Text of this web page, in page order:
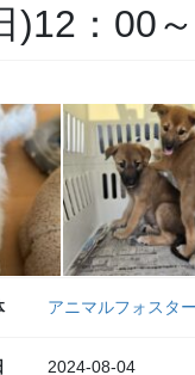
)12：00
アニマルフォスタ
2024-08-04